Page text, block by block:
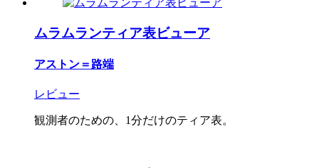
ムラムランティア表ビューア
アストン＝路端
レビュー
観測者のための、1分だけのティア表。